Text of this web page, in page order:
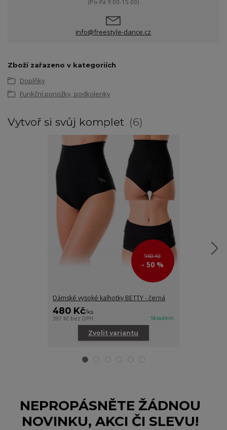
(Po-Pá 9:00-15.00)
info@freestyle-dance.cz
Zboží zařazeno v kategoriích
Doplňky
Funkční ponožky, podkolenky
Vytvoř si svůj komplet 6
960 Kč
- 50 %
Dámské vysoké kalhotky BETTY - černá
480 Kč/ks
397 Kč bez DPH Skladem
Zvolit variantu
NEPROPÁSNĚTE ŽÁDNOU
NOVINKU, AKCI ČI SLEVU!